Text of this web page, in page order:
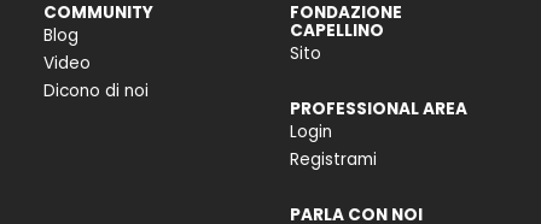
COMMUNITY
Blog
Video
Dicono di noi
FONDAZIONE
CAPELLINO
Sito
PROFESSIONAL AREA
Login
Registrami
PARLA CON NOI